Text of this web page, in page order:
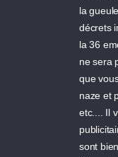
la
décrets
la 36
ne sera
que
naze et
etc.... Il
sont